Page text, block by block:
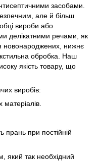
засобами.
але й більш
вироби або
делікатними речами, як
новонароджених, нижнє
обробка. Наш
якість товару, що
виробів:
матеріалів.
прань при постійній
який так необхідний